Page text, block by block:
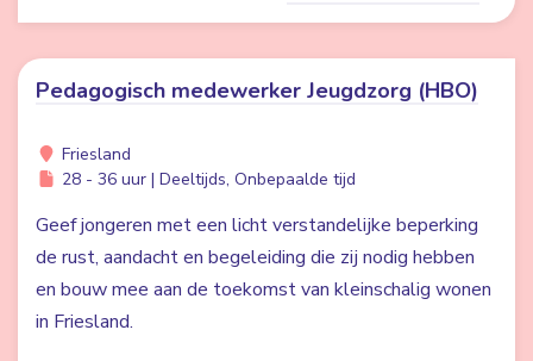
Pedagogisch medewerker Jeugdzorg (HBO)
Friesland
28 - 36 uur | Deeltijds, Onbepaalde tijd
Geef jongeren met een licht verstandelijke beperking
de rust, aandacht en begeleiding die zij nodig hebben
en bouw mee aan de toekomst van kleinschalig wonen
in Friesland.